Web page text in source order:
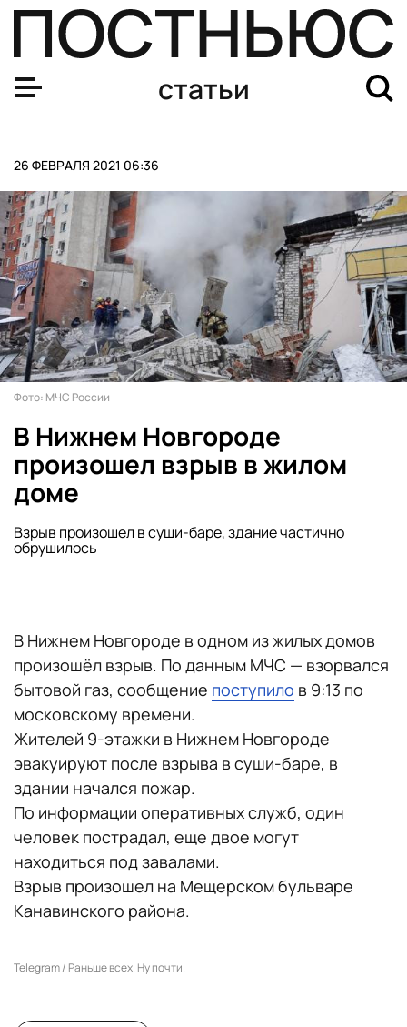
статьи
26 ФЕВРАЛЯ 2021 06:36
Фото: МЧС России
В Нижнем Новгороде
произошел взрыв в жилом
доме
Взрыв произошел в суши-баре, здание частично
обрушилось
В Нижнем Новгороде в одном из жилых домов
произошёл взрыв. По данным МЧС — взорвался
бытовой газ, сообщение поступило в 9:13 по
московскому времени.
Жителей 9-этажки в Нижнем Новгороде
эвакуируют после взрыва в суши-баре, в
здании начался пожар.
По информации оперативных служб, один
человек пострадал, еще двое могут
находиться под завалами.
Взрыв произошел на Мещерском бульваре
Канавинского района.
Telegram / Раньше всех. Ну почти.
Пропавшая три года назад в США собака вернулась